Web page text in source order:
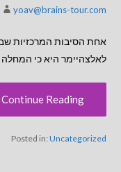
yoav@brains-tour.com
אחת הסיבות המרכזיות
לאלצהיימר היא כי
Continue Reading ←
Posted in:Uncategorized